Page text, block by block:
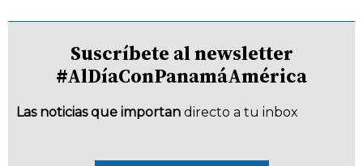
Suscríbete al newsletter
#AlDíaConPanamáAmérica
Las noticias que importan directo a tu inbox